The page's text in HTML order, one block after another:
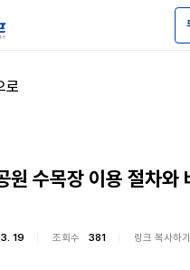
로
원 수목장 이용 절차와
19 조회수 381 링크 복사하기